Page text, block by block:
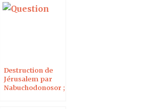
Destruction de
Jérusalem par
Nabuchodonosor ;